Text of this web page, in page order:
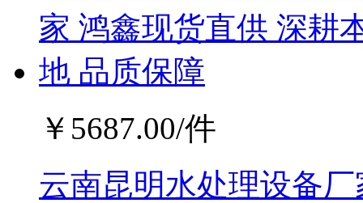
￥ 5687.00/件
云南昆明水处理设备